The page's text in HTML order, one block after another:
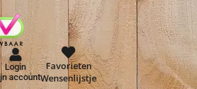
Login
account
Favorieten
Wensenlijstje